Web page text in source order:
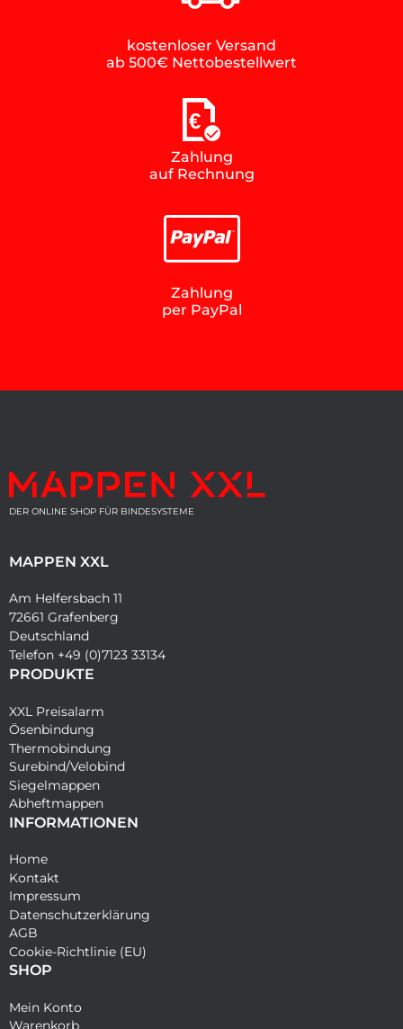
kostenloser Versand
ab 500€ Nettobestellwert
€
Zahlung
auf Rechnung
Zahlung
per PayPal
DER ONLINE SHOP FÜR BINDESYSTEME
MAPPEN XXL
Am Helfersbach 11
72661 Grafenberg
Deutschland
Telefon +49 (0)7123 33134
PRODUKTE
XXL Preisalarm
Ösenbindung
Thermobindung
Surebind/Velobind
Siegelmappen
Abheftmappen
INFORMATIONEN
Home
Kontakt
Impressum
Datenschutzerklärung
AGB
Cookie-Richtlinie (EU)
SHOP
Mein Konto
Warenkorb